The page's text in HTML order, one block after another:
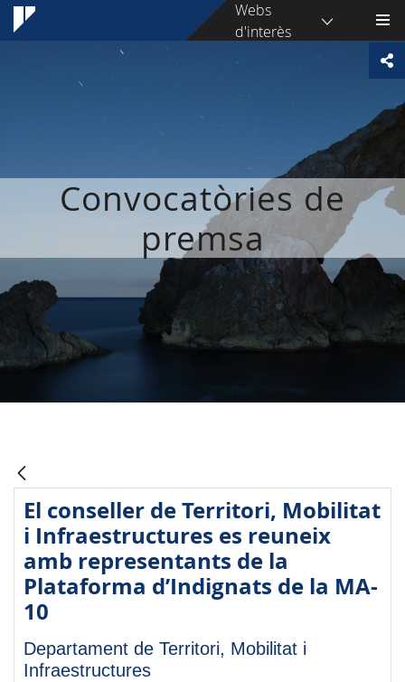
Webs
d'interès
Convocatòries de
premsa
El conseller de Territori, Mobilitat
i Infraestructures es reuneix
amb representants de la
Plataforma d’Indignats de la MA-
10
Departament de Territori, Mobilitat i
Infraestructures